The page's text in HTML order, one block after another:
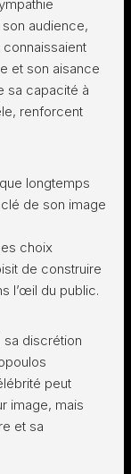
audience,
connaissaient
et son aisance
sa capacité à
renforcent
longtemps
de son image
choix
de construire
l’œil du public.
sa discrétion
peut
image, mais
et sa